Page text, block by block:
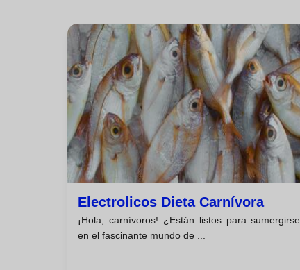
Electrolicos Dieta Carnívora
¡Hola, carnívoros! ¿Están listos para sumergirse
en el fascinante mundo de ...